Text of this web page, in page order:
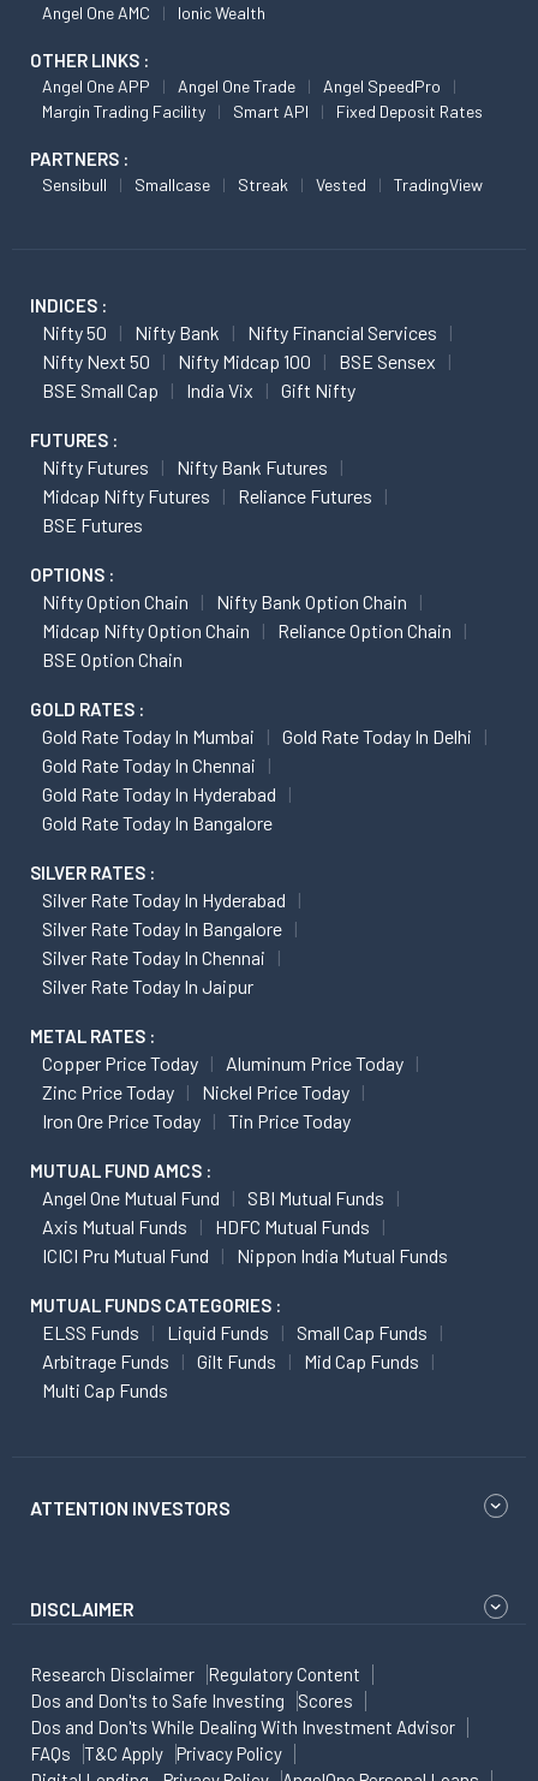
Angel One AMC Ionic Wealth
OTHER LINKS :
Angel One APP Angel One Trade
Angel SpeedPro
Margin Trading Facility
Smart API Fixed Deposit Rates
PARTNERS :
Sensibull Smallcase Streak Vested TradingView
INDICES :
Nifty 50 Nifty Bank
Nifty Financial Services
Nifty Next 50
Nifty Midcap 100
BSE Sensex
BSE Small Cap
India Vix Gift Nifty
FUTURES :
Nifty Futures
Nifty Bank Futures
Midcap Nifty Futures
Reliance Futures
BSE Futures
OPTIONS :
Nifty Option Chain
Nifty Bank Option Chain
Midcap Nifty Option Chain
Reliance Option Chain
BSE Option Chain
GOLD RATES :
Gold Rate Today In Mumbai
Gold Rate Today In Delhi
Gold Rate Today In Chennai
Gold Rate Today In Hyderabad
Gold Rate Today In Bangalore
SILVER RATES :
Silver Rate Today In Hyderabad
Silver Rate Today In Bangalore
Silver Rate Today In Chennai
Silver Rate Today In Jaipur
METAL RATES :
Copper Price Today
Aluminum Price Today
Zinc Price Today
Nickel Price Today
Iron Ore Price Today
Tin Price Today
MUTUAL FUND AMCS :
Angel One Mutual Fund
SBI Mutual Funds
Axis Mutual Funds
HDFC Mutual Funds
ICICI Pru Mutual Fund
Nippon India Mutual Funds
MUTUAL FUNDS CATEGORIES :
ELSS Funds Liquid Funds
Small Cap Funds
Arbitrage Funds
Gilt Funds
Mid Cap Funds
Multi Cap Funds
ATTENTION INVESTORS
DISCLAIMER
Research Disclaimer
Regulatory Content
Dos and Don'ts to Safe Investing
Scores
Dos and Don'ts While Dealing With Investment Advisor
FAQs
T&C Apply
Privacy Policy